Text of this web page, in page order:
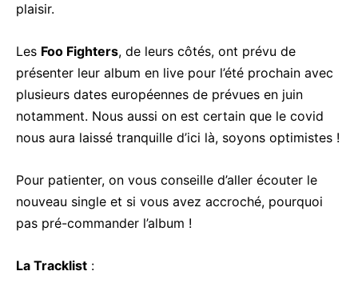
plaisir.
Les Foo Fighters, de leurs côtés, ont prévu de
présenter leur album en live pour l’été prochain avec
plusieurs dates européennes de prévues en juin
notamment. Nous aussi on est certain que le covid
nous aura laissé tranquille d’ici là, soyons optimistes !
Pour patienter, on vous conseille d’aller écouter le
nouveau single et si vous avez accroché, pourquoi
pas pré-commander l’album !
La Tracklist :